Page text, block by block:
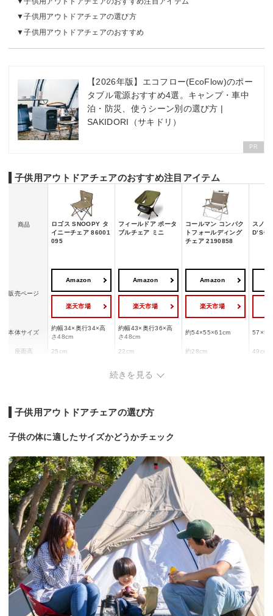
子供用アウトドアチェアの選び方
子供用アウトドアチェアのおすすめ
【2026年版】エコフロー(EcoFlow)のポー
タブル電源おすすめ4選。キャンプ・車中
泊・防災、使うシーン別の選び方 |
SAKIDORI（サキドリ）
PR
子供用アウトドアチェアのおすすめ注目アイテム
商品
ロゴス SNOOPY タ
イニーチェア 86001
095
フィールドア ポータ
ブルチェア ミニ
コールマン コンパク
トフォールディング
チェア 2190858
スノ
D’Sチ
販売ページ
Amazon
楽天市場
Amazon
楽天市場
Amazon
楽天市場
本体サイズ
約幅34×奥行34×高
さ48cm
約幅43×奥行36×高
さ48cm
約54×55×61cm
座面高 25cm 22cm 約28cm 49cm
続きを見る
子供用アウトドアチェアの選び方
子供の体に適したサイズかどうかチェック